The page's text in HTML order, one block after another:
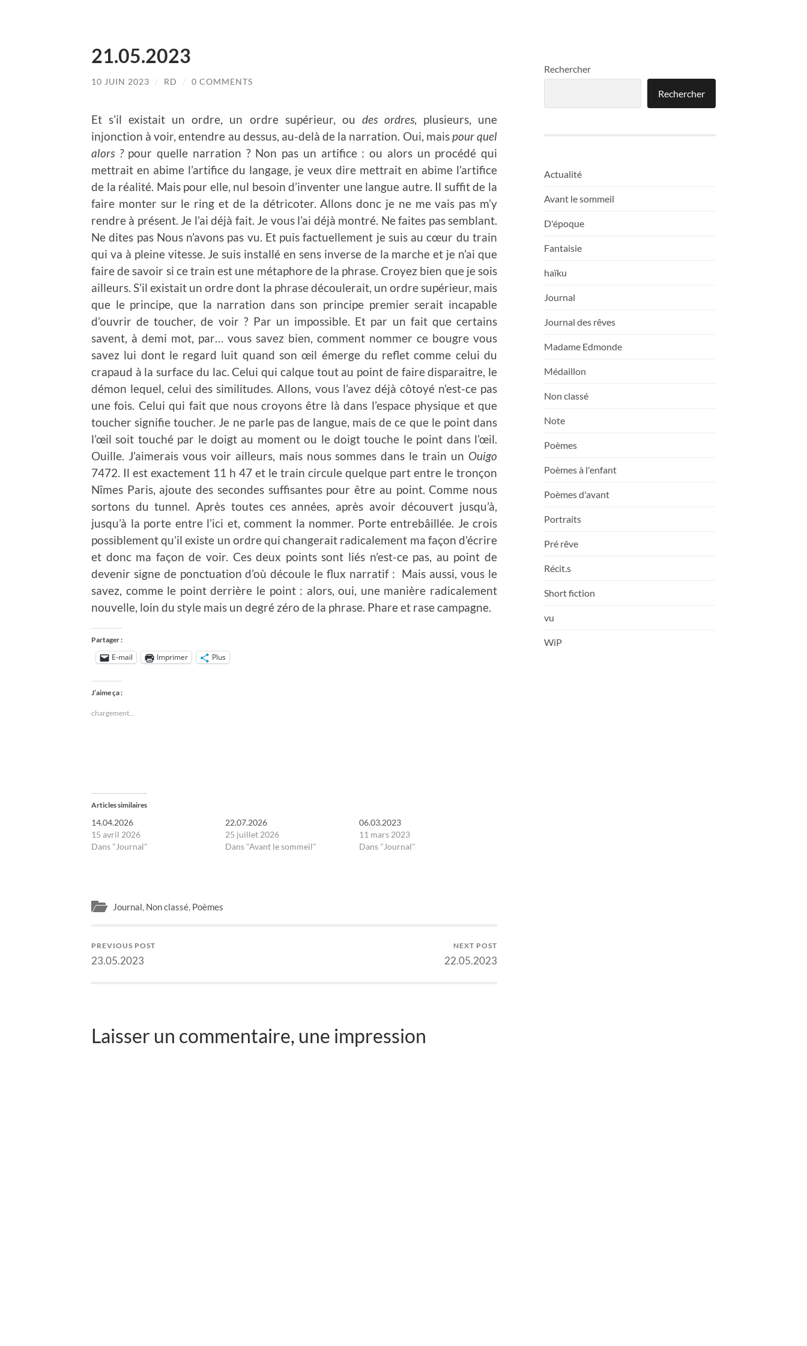
21.05.2023
10 JUIN 2023 / RD / 0 COMMENTS
Et s’il existait un ordre, un ordre supérieur, ou des ordres, plusieurs, une
injonction à voir, entendre au dessus, au-delà de la narration. Oui, mais pour quel
alors ?pour quelle narration ? Non pas un artifice : ou alors un procédé qui
mettrait en abime l’artifice du langage, je veux dire mettrait en abime l’artifice
de la réalité. Mais pour elle, nul besoin d’inventer une langue autre. Il suffit de la
faire monter sur le ring et de la détricoter. Allons donc je ne me vais pas m’y
rendre à présent. Je l’ai déjà fait. Je vous l’ai déjà montré. Ne faites pas semblant.
Ne dites pas Nous n’avons pas vu. Et puis factuellement je suis au cœur du train
qui va à pleine vitesse. Je suis installé en sens inverse de la marche et je n’ai que
faire de savoir si ce train est une métaphore de la phrase. Croyez bien que je sois
ailleurs. S’il existait un ordre dont la phrase découlerait, un ordre supérieur, mais
que le principe, que la narration dans son principe premier serait incapable
d’ouvrir de toucher, de voir ? Par un impossible. Et par un fait que certains
savent, à demi mot, par… vous savez bien, comment nommer ce bougre vous
savez lui dont le regard luit quand son œil émerge du reflet comme celui du
crapaud à la surface du lac. Celui qui calque tout au point de faire disparaitre, le
démon lequel, celui des similitudes. Allons, vous l’avez déjà côtoyé n’est-ce pas
une fois. Celui qui fait que nous croyons être là dans l’espace physique et que
toucher signifie toucher. Je ne parle pas de langue, mais de ce que le point dans
l’œil soit touché par le doigt au moment ou le doigt touche le point dans l’œil.
Ouille. J’aimerais vous voir ailleurs, mais nous sommes dans le train un Ouigo
7472. Il est exactement 11 h 47 et le train circule quelque part entre le tronçon
Nîmes Paris, ajoute des secondes suffisantes pour être au point. Comme nous
sortons du tunnel. Après toutes ces années, après avoir découvert jusqu’à,
jusqu’à la porte entre l’ici et, comment la nommer. Porte entrebâillée. Je crois
possiblement qu’il existe un ordre qui changerait radicalement ma façon d’écrire
et donc ma façon de voir. Ces deux points sont liés n’est-ce pas, au point de
devenir signe de ponctuation d’où découle le flux narratif : Mais aussi, vous le
savez, comme le point derrière le point : alors, oui, une manière radicalement
nouvelle, loin du style mais un degré zéro de la phrase. Phare et rase campagne.
Partager :
E-mail Imprimer Plus
J’aime ça :
chargement…
Articles similaires
14.04.2026
15 avril 2026
Dans "Journal"
22.07.2026
25 juillet 2026
Dans "Avant le sommeil"
06.03.2023
11 mars 2023
Dans "Journal"
Journal, Non classé, Poèmes
PREVIOUS POST
23.05.2023
NEXT POST
22.05.2023
Laisser un commentaire, une impression
Rechercher
Rechercher
Actualité
Avant le sommeil
D'époque
Fantaisie
haïku
Journal
Journal des rêves
Madame Edmonde
Médaillon
Non classé
Note
Poèmes
Poèmes à l'enfant
Poèmes d'avant
Portraits
Pré rêve
Récit.s
Short fiction
vu
WiP